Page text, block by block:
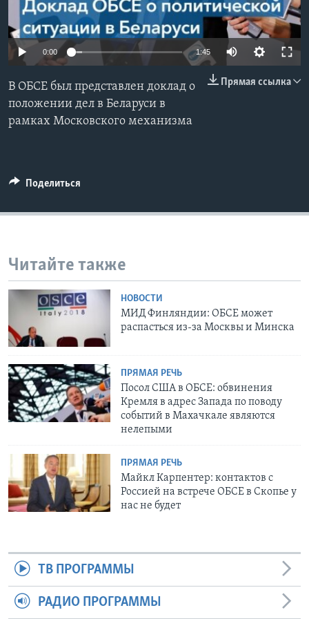
Learning English
СОЦИАЛЬНЫЕ СЕТИ
Языки
0:00 1:45
Прямая ссылка
В ОБСЕ был представлен доклад о
положении дел в Беларуси в
рамках Московского механизма
Поделиться
Читайте также
НОВОСТИ
МИД Финляндии: ОБСЕ может
распасться из-за Москвы и Минска
ПРЯМАЯ РЕЧЬ
Посол США в ОБСЕ: обвинения
Кремля в адрес Запада по поводу
событий в Махачкале являются
нелепыми
ПРЯМАЯ РЕЧЬ
Майкл Карпентер: контактов с
Россией на встрече ОБСЕ в Скопье у
нас не будет
ТВ ПРОГРАММЫ
РАДИО ПРОГРАММЫ